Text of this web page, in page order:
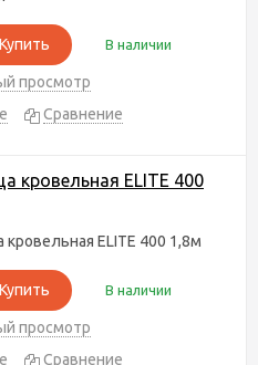
Купить В наличии
просмотр
Сравнение
кровельная ELITE 400
кровельная ELITE 400 1,8м
Купить В наличии
просмотр
Сравнение